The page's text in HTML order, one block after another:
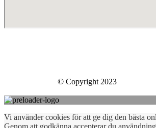
© Copyright 2023
Vi använder cookies för att ge dig den bästa
Genom att godkänna accepterar du